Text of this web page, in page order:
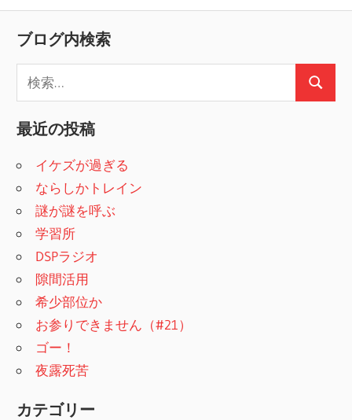
ブログ内検索
検
索
:
検
最近の投稿
イケズが過ぎる
ならしかトレイン
謎が謎を呼ぶ
学習所
DSPラジオ
隙間活用
希少部位か
お参りできません（#21）
ゴー！
夜露死苦
カテゴリー